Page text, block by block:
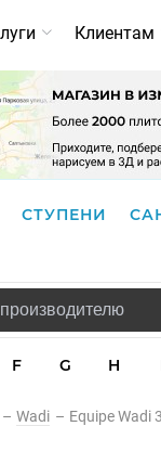
Клиентам
СТУПЕНИ
F G H
– Wadi – Equipe Wadi